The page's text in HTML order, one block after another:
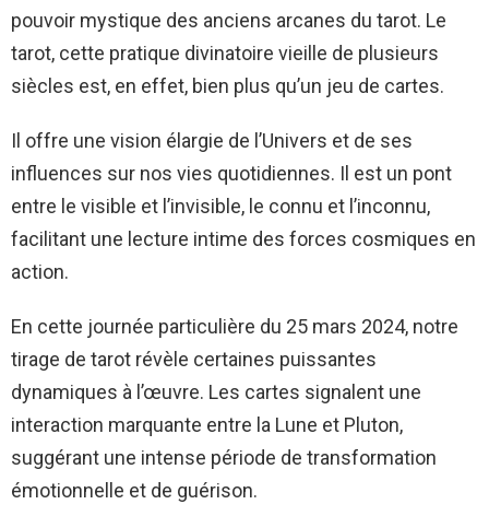
pouvoir mystique des anciens arcanes du tarot. Le
tarot, cette pratique divinatoire vieille de plusieurs
siècles est, en effet, bien plus qu’un jeu de cartes.
Il offre une vision élargie de l’Univers et de ses
influences sur nos vies quotidiennes. Il est un pont
entre le visible et l’invisible, le connu et l’inconnu,
facilitant une lecture intime des forces cosmiques en
action.
En cette journée particulière du 25 mars 2024, notre
tirage de tarot révèle certaines puissantes
dynamiques à l’œuvre. Les cartes signalent une
interaction marquante entre la Lune et Pluton,
suggérant une intense période de transformation
émotionnelle et de guérison.